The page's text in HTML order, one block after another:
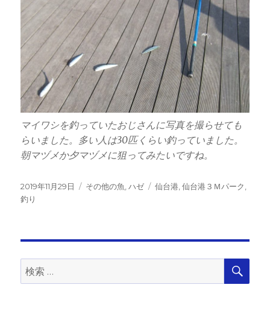
マイワシを釣っていたおじさんに写真を撮らせても
らいました。多い人は30匹くらい釣っていました。
朝マヅメか夕マヅメに狙ってみたいですね。
投
稿
2019年11月29日
カ
その他の魚 ,ハゼ
タ
仙台港 ,仙台港３Ｍパーク
釣り
検
索:
検